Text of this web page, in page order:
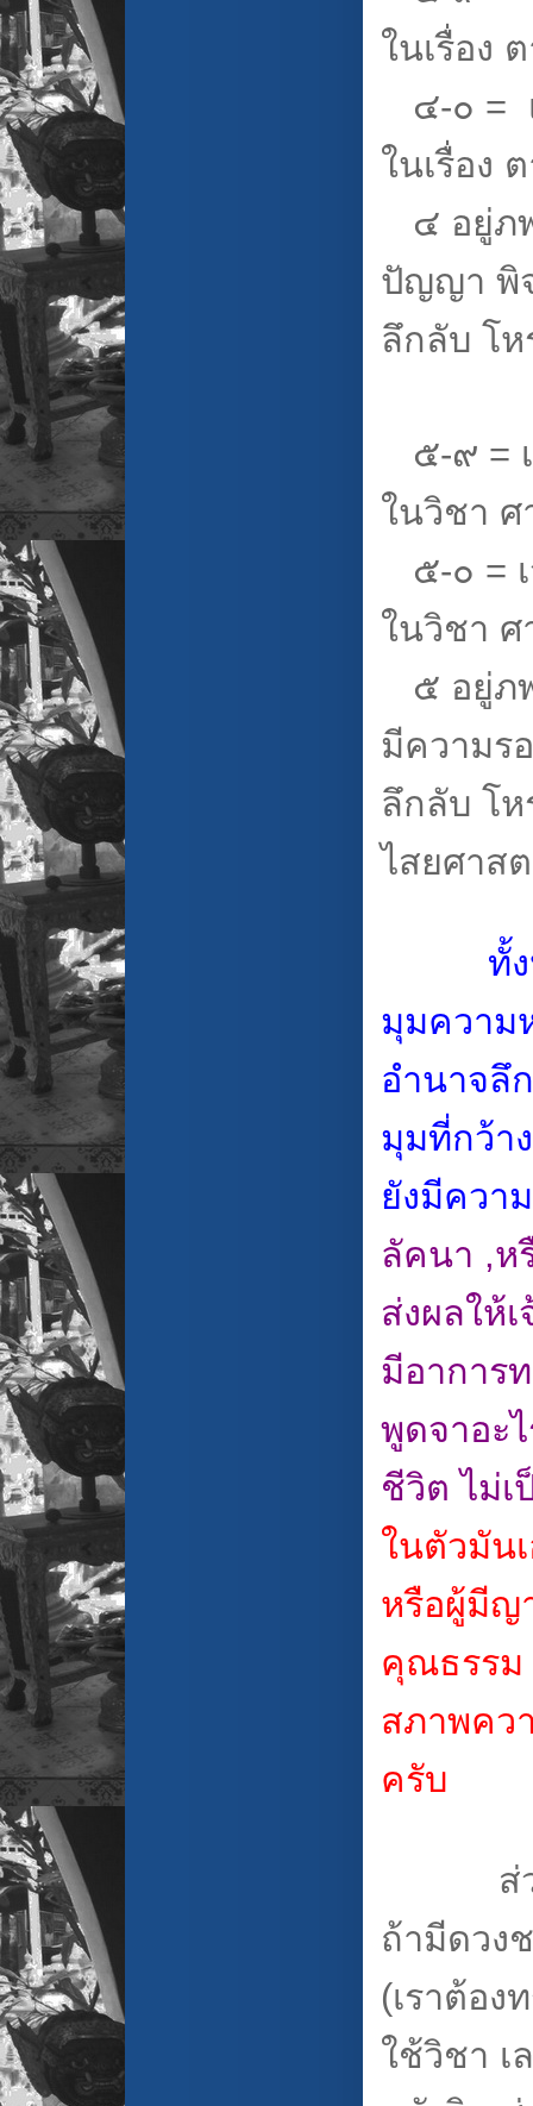
ในเรื่อง
๔-๐ =
ในเรื่อง
๔ อยู่ภ
ปัญญา พิ
ลึกลับ โห
๕-๙ =
ในวิชา ศ
๕-๐ =
ในวิชา ศ
๕ อยู่ภ
มีความร
ลึกลับ โ
ไสยศาส
ทั้
มุมความ
อำนาจลึ
มุมที่กว้า
ยังมีควา
ลัคนา ,ห
ส่งผลให้
มีอาการ
พูดจาอะ
ชีวิต ไม่
ในตัวมัน
หรือผู้มีญ
คุณธรรม
สภาพคว
ครับ
ส่วนเ
ถ้ามีดวง
(เราต้อ
ใช้วิชา